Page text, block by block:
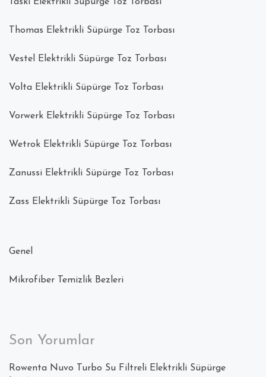
Taski Elektrikli Süpürge Toz Torbası
Thomas Elektrikli Süpürge Toz Torbası
Vestel Elektrikli Süpürge Toz Torbası
Volta Elektrikli Süpürge Toz Torbası
Vorwerk Elektrikli Süpürge Toz Torbası
Wetrok Elektrikli Süpürge Toz Torbası
Zanussi Elektrikli Süpürge Toz Torbası
Zass Elektrikli Süpürge Toz Torbası
Genel
Mikrofiber Temizlik Bezleri
Son Yorumlar
Rowenta Nuvo Turbo Su Filtreli Elektrikli Süpürge